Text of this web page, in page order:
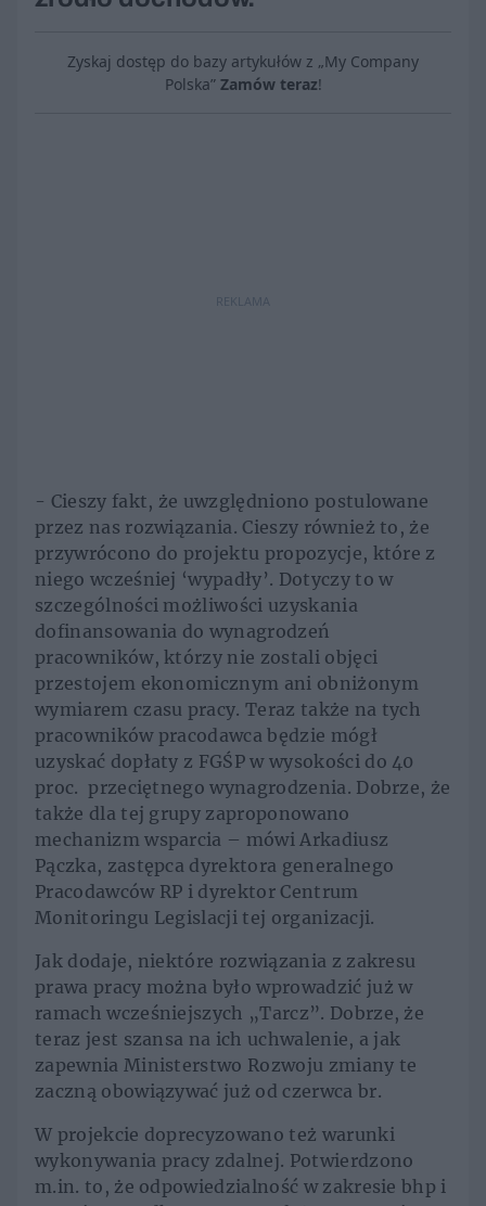
Zyskaj dostęp do bazy artykułów z „My Company
Polska” Zamów teraz!
REKLAMA
- Cieszy fakt, że uwzględniono postulowane
przez nas rozwiązania. Cieszy również to, że
przywrócono do projektu propozycje, które z
niego wcześniej ‘wypadły’. Dotyczy to w
szczególności możliwości uzyskania
dofinansowania do wynagrodzeń
pracowników, którzy nie zostali objęci
przestojem ekonomicznym ani obniżonym
wymiarem czasu pracy. Teraz także na tych
pracowników pracodawca będzie mógł
uzyskać dopłaty z FGŚP w wysokości do 40
proc. przeciętnego wynagrodzenia. Dobrze, że
także dla tej grupy zaproponowano
mechanizm wsparcia – mówi Arkadiusz
Pączka, zastępca dyrektora generalnego
Pracodawców RP i dyrektor Centrum
Monitoringu Legislacji tej organizacji.
Jak dodaje, niektóre rozwiązania z zakresu
prawa pracy można było wprowadzić już w
ramach wcześniejszych „Tarcz”. Dobrze, że
teraz jest szansa na ich uchwalenie, a jak
zapewnia Ministerstwo Rozwoju zmiany te
zaczną obowiązywać już od czerwca br.
W projekcie doprecyzowano też warunki
wykonywania pracy zdalnej. Potwierdzono
m.in. to, że odpowiedzialność w zakresie bhp i